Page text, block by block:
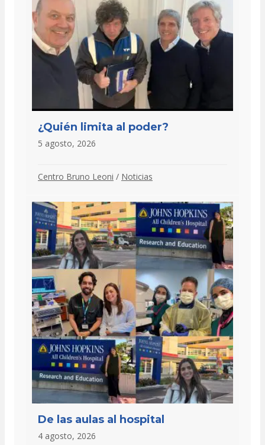
¿Quién limita al poder?
5 agosto, 2026
Centro Bruno Leoni / Noticias
De las aulas al hospital
4 agosto, 2026